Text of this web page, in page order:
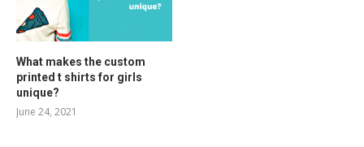
What makes the custom
printed t shirts for girls
unique?
June 24, 2021